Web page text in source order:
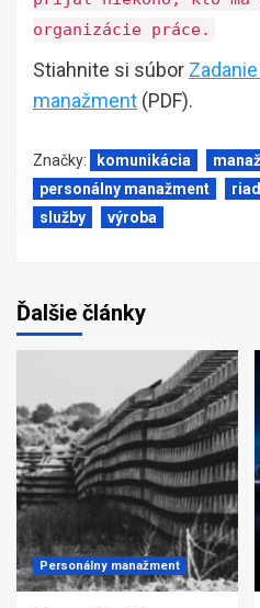
organizácie práce.
Stiahnite si súbor
manažment (PDF).
Značky: komunikácia
personálny manažment
služby
výroba
Ďalšie články
Personálny manažment